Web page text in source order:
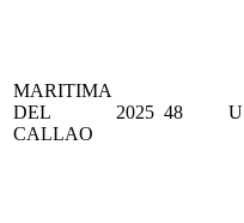
MARITIMA
DEL
CALLAO
2025 48 U